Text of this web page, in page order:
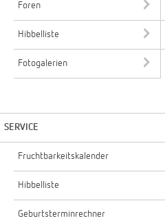
Foren
Hibbelliste
Fotogalerien
SERVICE
Fruchtbarkeitskalender
Hibbelliste
Geburtsterminrechner